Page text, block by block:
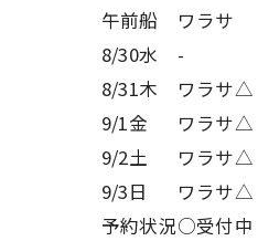
午前船
ワラサ
8/30水
-
8/31木
ワラサ△
9/1金
ワラサ△
9/2土
ワラサ△
9/3日
ワラサ△
予約状況○受付中